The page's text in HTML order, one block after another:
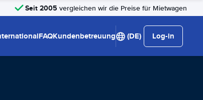
Seit 2005 vergleichen wir die Preise für Mietwagen
FAQKundenbetreuung (DE) Log-in